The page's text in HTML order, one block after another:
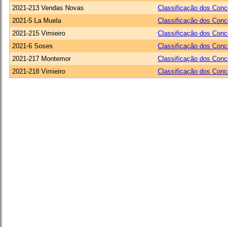
2021-213 Vendas Novas
Classificação dos
2021-5 La Muela
Classificação dos
2021-215 Vimieiro
Classificação dos
2021-6 Soses
Classificação dos
2021-217 Montemor
Classificação dos
2021-218 Vimieiro
Classificação dos